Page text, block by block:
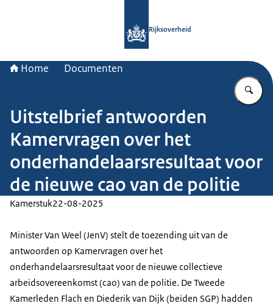
Rijksoverheid
Home Documenten
Uitstelbrief antwoorden
Kamervragen over het
onderhandelaarsresultaat voor
de nieuwe cao van de politie
Kamerstuk22-08-2025
Minister Van Weel (JenV) stelt de toezending uit van de
antwoorden op Kamervragen over het
onderhandelaarsresultaat voor de nieuwe collectieve
arbeidsovereenkomst (cao) van de politie. De Tweede
Kamerleden Flach en Diederik van Dijk (beiden SGP) hadden